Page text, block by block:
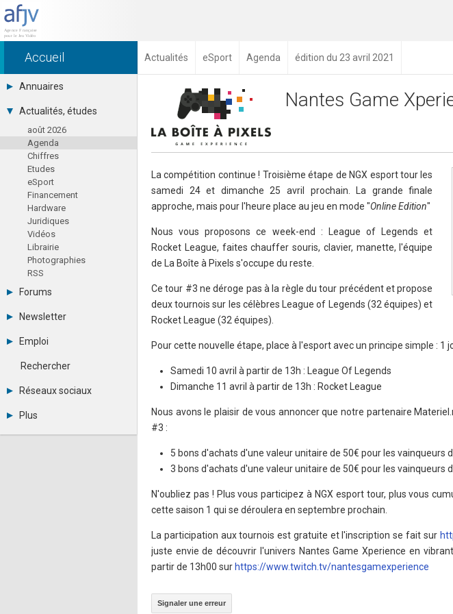
Accueil Actualités eSport Agenda édition du 23 avril 2021
Annuaires
Toutes les sociétés (691)
Studios (418)
Editeurs (49)
Distributeurs (16)
Hard. / Accessoires (10)
Middlewares (15)
Prestataires (99)
Assoc. / Syndicats (21)
Formations / Ecoles (46)
Presse spécialisée (17)
Actualités, études
août 2026
Agenda
Chiffres
Etudes
eSport
Financement
Hardware
Juridiques
Vidéos
Librairie
Photographies
RSS
Forums
Tous les forums
Se connecter
Messages privés
Contacter un modérateur
Newsletter
Archives
Abonnement
Emploi
Consulter les annonces
Observatoire de l'emploi
Rechercher
Réseaux sociaux
LinkedIn
Plus
Annonceurs
Nantes Game
La compétition continue ! Troisième étape de NGX esport tour les
samedi 24 et dimanche 25 avril prochain. La grande finale
approche, mais pour l'heure place au jeu en mode "Online Edition"
Nous vous proposons ce week-end : League of Legends et
Rocket League, faites chauffer souris, clavier, manette, l'équipe
de La Boîte à Pixels s'occupe du reste.
Ce tour #3 ne déroge pas à la règle du tour précédent et propose
deux tournois sur les célèbres League of Legends (32 équipes) et
Rocket League (32 équipes).
Pour cette nouvelle étape, place à l'esport avec un principe simple : 1
Samedi 10 avril à partir de 13h : League Of Legends
Dimanche 11 avril à partir de 13h : Rocket League
Nous avons le plaisir de vous annoncer que notre partenaire
#3 :
5 bons d'achats d'une valeur unitaire de 50€ pour les vainqueurs
3 bons d'achats d'une valeur unitaire de 50€ pour les vainqueurs
N'oubliez pas ! Plus vous participez à NGX esport tour, plus vous
cette saison 1 qui se déroulera en septembre prochain.
La participation aux tournois est gratuite et l'inscription se fait sur
juste envie de découvrir l'univers Nantes Game Xperience en
partir de 13h00 sur https://www.twitch.tv/nantesgamexperience
Signaler une erreur